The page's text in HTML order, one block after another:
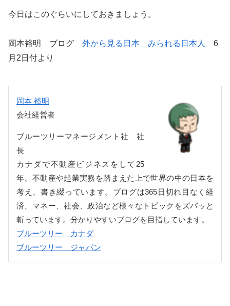
今日はこのぐらいにしておきましょう。
岡本裕明 ブログ 外から見る日本 みられる日本人
6
月2日付より
岡本 裕明
会社経営者
ブルーツリーマネージメント社 社
長
カナダで不動産ビジネスをして25
年、不動産や起業実務を踏まえた上で世界の中の日本を
考え、書き綴っています。ブログは365日切れ目なく経
済、マネー、社会、政治など様々なトピックをズバッと
斬っています。分かりやすいブログを目指しています。
ブルーツリー カナダ
ブルーツリー ジャパン